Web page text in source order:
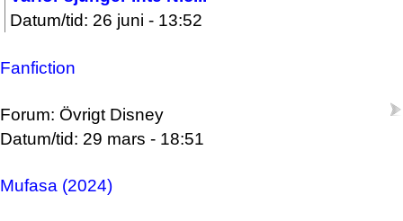
Datum/tid: 26 juni - 13:52
Fanfiction
Forum: Övrigt Disney
Datum/tid: 29 mars - 18:51
Mufasa (2024)